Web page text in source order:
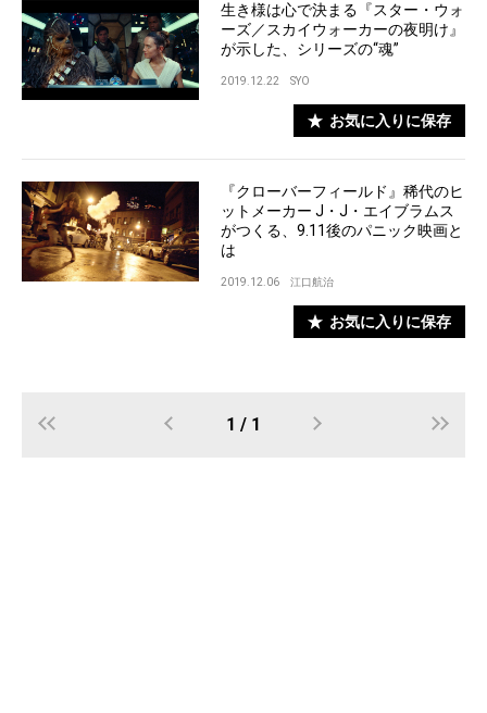
生き様は心で決まる『スター・ウォ
ーズ／スカイウォーカーの夜明け』
が示した、シリーズの“魂”
2019.12.22 SYO
お気に入りに保存
『クローバーフィールド』稀代のヒ
ットメーカー J・J・エイブラムス
がつくる、9.11後のパニック映画と
は
2019.12.06 江口航治
お気に入りに保存
1 / 1